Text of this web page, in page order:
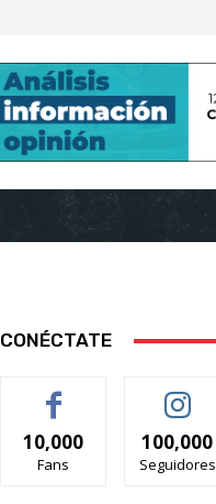
CONÉCTATE
10,000
Fans
100,000
Seguidores